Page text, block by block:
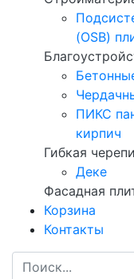
(OSB)
ПИКС
кирпич
Гибкая
Деке
Фасадная
Корзина
Контакты